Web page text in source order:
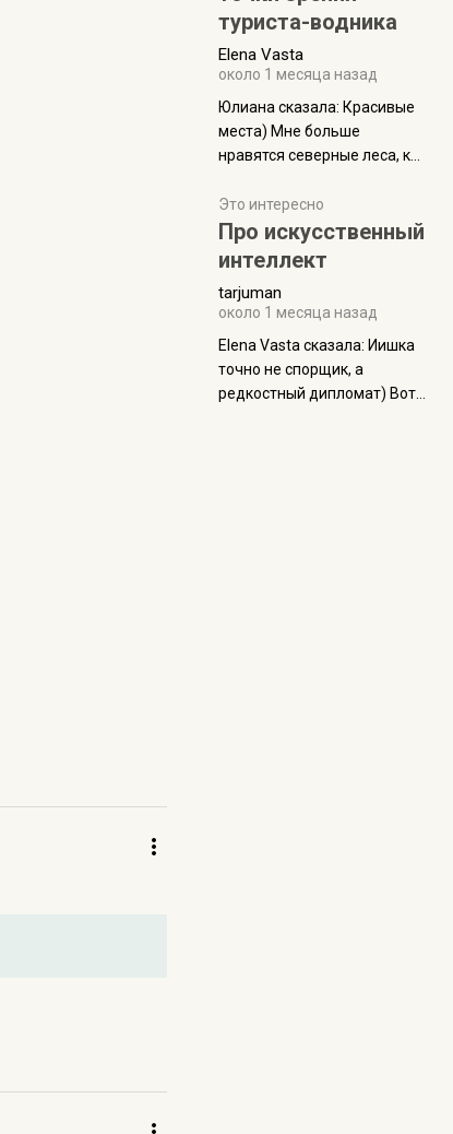
ультралегкой моделью в
ассортименте
производителя. Новинка
получила двухслойную
конструкцию с отдельным
внешним тентом и сетчатой
внутренней палаткой, а ее
комплектации составляет
около 845 г. Палатка весит
менее
туриста-водника
Elena Vasta
около 1 месяца назад
Юлиана сказалa: Красивые
места) Мне больше
нравятся северные леса, как
южной тайги
Это интересно
Про искусственный
интеллект
tarjuman
около 1 месяца назад
Elena Vasta сказалa: Иишка
точно не спорщик, а
редкостный дипломат) Вот,